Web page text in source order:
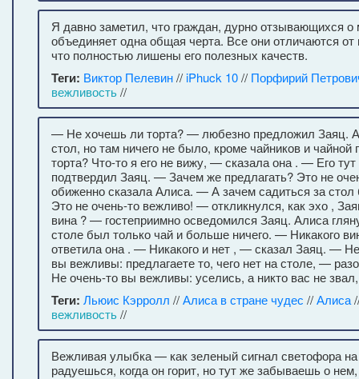
Я давно заметил, что граждан, дурно отзывающихся о
объединяет одна общая черта. Все они отличаются от
что полностью лишены его полезных качеств.
Теги: Виктор Пелевин//iPhuck 10// Порфирий
вежливость//
— Не хочешь ли торта? — любезно предложил Заяц.
стол, но там ничего не было, кроме чайников и
торта? Что-то я его не вижу, — сказала она . — Его
подтвердил Заяц. — Зачем же предлагать? Это не
обиженно сказала Алиса. — А зачем садиться за стол
Это не очень-то вежливо! — откликнулся, как эхо ,
вина ? — гостеприимно осведомился Заяц. Алиса
столе был только чай и больше ничего. — Никакого
ответила она . — Никакого и нет , — сказал Заяц. —
вы вежливы: предлагаете то, чего нет на столе, —
Не очень-то вы вежливы: уселись, а никто вас не
Теги: Льюис Кэрролл //Алиса в стране чудес //Алиса
вежливость//
Вежливая улыбка — как зеленый сигнал светофора на
радуешься, когда он горит, но тут же забываешь о